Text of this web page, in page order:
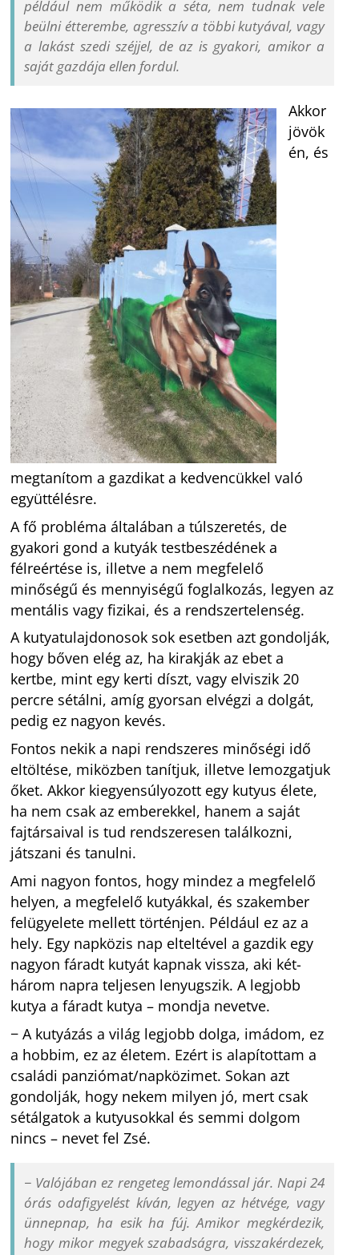
például nem működik a séta, nem tudnak vele
beülni étterembe, agresszív a többi kutyával, vagy
a lakást szedi széjjel, de az is gyakori, amikor a
saját gazdája ellen fordul.
Akkor
jövök
én, és
megtanítom a gazdikat a kedvencükkel való
együttélésre.
A fő probléma általában a túlszeretés, de
gyakori gond a kutyák testbeszédének a
félreértése is, illetve a nem megfelelő
minőségű és mennyiségű foglalkozás, legyen az
mentális vagy fizikai, és a rendszertelenség.
A kutyatulajdonosok sok esetben azt gondolják,
hogy bőven elég az, ha kirakják az ebet a
kertbe, mint egy kerti díszt, vagy elviszik 20
percre sétálni, amíg gyorsan elvégzi a dolgát,
pedig ez nagyon kevés.
Fontos nekik a napi rendszeres minőségi idő
eltöltése, miközben tanítjuk, illetve lemozgatjuk
őket. Akkor kiegyensúlyozott egy kutyus élete,
ha nem csak az emberekkel, hanem a saját
fajtársaival is tud rendszeresen találkozni,
játszani és tanulni.
Ami nagyon fontos, hogy mindez a megfelelő
helyen, a megfelelő kutyákkal, és szakember
felügyelete mellett történjen. Például ez az a
hely. Egy napközis nap elteltével a gazdik egy
nagyon fáradt kutyát kapnak vissza, aki két-
három napra teljesen lenyugszik. A legjobb
kutya a fáradt kutya – mondja nevetve.
− A kutyázás a világ legjobb dolga, imádom, ez
a hobbim, ez az életem. Ezért is alapítottam a
családi panziómat/napközimet. Sokan azt
gondolják, hogy nekem milyen jó, mert csak
sétálgatok a kutyusokkal és semmi dolgom
nincs – nevet fel Zsé.
− Valójában ez rengeteg lemondással jár. Napi 24
órás odafigyelést kíván, legyen az hétvége, vagy
ünnepnap, ha esik ha fúj. Amikor megkérdezik,
hogy mikor megyek szabadságra, visszakérdezek,